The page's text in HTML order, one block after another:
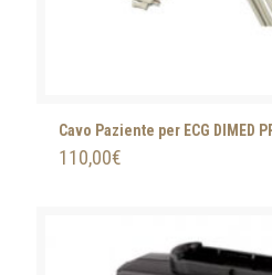
Cavo Paziente per ECG DIMED
110,00€